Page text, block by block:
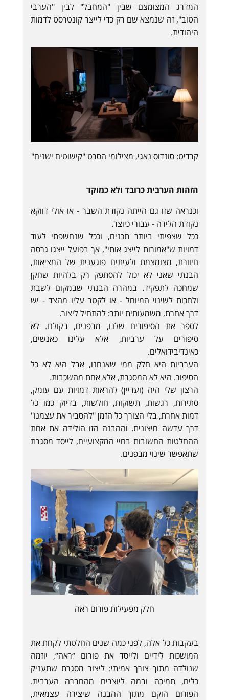
המדרג המצומצם שבין "המחבל" לבין "הערבי
הטוב", זה שנמצא שם רק כדי לייצר קונטרסט לדמות
היהודית.
קרדיט: סונדוס נאגי, מצילומי הסרט "קישוטים ישנים"
הזהות הערבית כרובד ולא כמוקד
וכנראה שזו גם הייתה נקודת השבר - או אולי דווקא
נקודת הלידה - עבורי כיוצר.
ככל שצפיתי ביותר תכנים, וככל שנחשפתי לעוד
דמויות ש"אמורות לייצג אותי", אך בפועל ייצגו גרסה
חיוורת, מצומצמת ולעיתים פוגענית של המציאות,
הבנתי שאני לא יכול להסתפק רק בלהיות שחקן
שמחכה לתפקיד. במהרה הבנתי שבמקום לשבת
ולחכות לשינוי המיוחל - או לקטר עליו מהצד - יש
דרך אחרת, משמעותית יותר: להתחיל ליצור.
לספר את הסיפורים שלנו, מבפנים, בקולנו. לא
סיפורים על ערביות, אלא עלינו כאנשים,
כאינדיבידואלים.
הערביות היא חלק ממי שאנחנו, אבל היא לא כל
הסיפור. היא לא המסגרת, אלא אחת מהשכבות.
הרצון שלי היה (ועדיין) להראות דמויות עם עומק,
סתירות, רגשות, תשוקות, חולשות, בדיוק כמו כל
דמות אחרת, בלי הצורך כל הזמן "להסביר את עצמנו"
דרך עדשה חיצונית. וההבנה הזו הולידה את אחת
ההחלטות החשובות בחיי המקצועיים, לייסד מסגרת
שתאפשר שינוי מבפנים.
חלק מפעילות פורום ראה
בעקבות כל אלה, לפני כמה שנים החלטתי לקחת את
המושכות לידיים ולייסד את פורום ״ראה״, יוזמה
שנולדה מתוך צורך אמיתי: ליצור מסגרת שתעניק
כלים, תמיכה ובמה ליוצרים מהחברה הערבית.
הפורום הוקם מתוך ההבנה שיצירה עצמאית,